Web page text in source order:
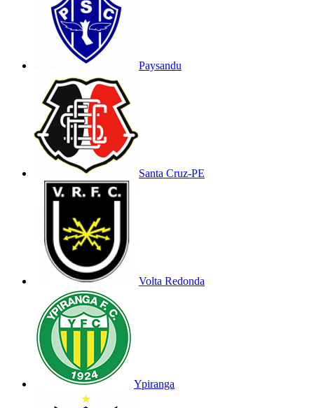
Paysandu
Santa Cruz-PE
Volta Redonda
Ypiranga